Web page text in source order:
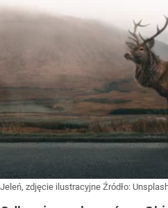
Jeleń, zdjęcie ilustracyjne Źródło: